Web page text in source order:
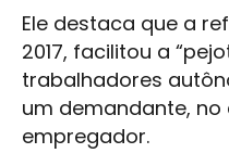
Ele destaca que a
2017, facilitou a
trabalhadores
um demandante, no
empregador.